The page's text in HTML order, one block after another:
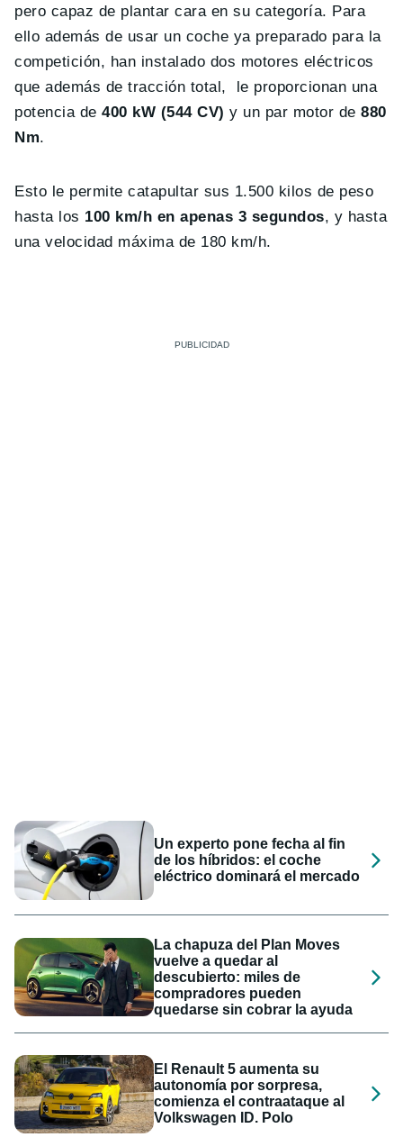
pero capaz de plantar cara en su categoría. Para
ello además de usar un coche ya preparado para la
competición, han instalado dos motores eléctricos
que además de tracción total, le proporcionan una
potencia de400 kW (544 CV) y un par motor de 880
Nm.
Esto le permite catapultar sus 1.500 kilos de peso
hasta los 100 km/h en apenas 3 segundos, y hasta
una velocidad máxima de 180 km/h.
Un experto pone fecha al fin
de los híbridos: el coche
eléctrico dominará el mercado
La chapuza del Plan Moves
vuelve a quedar al
descubierto: miles de
compradores pueden
quedarse sin cobrar la ayuda
El Renault 5 aumenta su
autonomía por sorpresa,
comienza el contraataque al
Volkswagen ID. Polo